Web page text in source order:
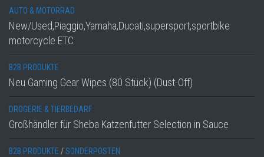
AUTO & MOTORRAD
New/Used,Piaggio,Yamaha,Ducati,supersport,sportbike
motorcycle ETC
B2B PRODUKTE
Neu Gaming Gear Wipes (80 Stück) (Dust-Off)
DROGERIE & TIERBEDARF
Großhändler für Sheba Katzenfutter Selection in Sauce
B2B PRODUKTE /SONDERPOSTEN